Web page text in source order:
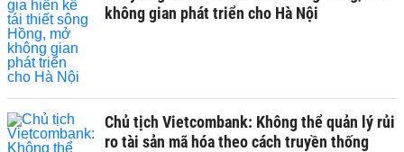
không gian phát triển cho Hà Nội
Chủ tịch Vietcombank: Không thể quản lý rủi
ro tài sản mã hóa theo cách truyền thống